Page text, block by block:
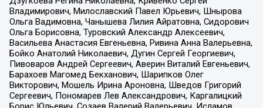
Владимирович, Милославский Павел Юрьевич, Шнырова
Ольга Вадимовна, Чанышева Лилия Айратовна, Сидорович
Ольга Борисовна, Туровский Александр Алексеевич,
Васильева Анастасия Евгеньевна, Ривина Анна Валерьевна,
Бойко Анатолий Николаевич, Дугин Сергей Георгиевич,
Пивоваров Андрей Сергеевич, Аверин Виталий Евгеньевич,
Барахоев Магомед Бекханович, Шарипков Олег
Викторович, Мошель Ирина Ароновна, Шведов Григорий
Сергеевич, Пономарев Лев Александрович, Каргалицкий